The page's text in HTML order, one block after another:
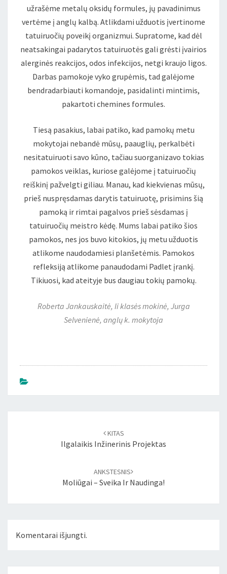
užrašėme metalų oksidų formules, jų pavadinimus
vertėme į anglų kalbą. Atlikdami užduotis įvertinome
tatuiruočių poveikį organizmui. Supratome, kad dėl
neatsakingai padarytos tatuiruotės gali grėsti įvairios
alerginės reakcijos, odos infekcijos, netgi kraujo ligos.
Darbas pamokoje vyko grupėmis, tad galėjome
bendradarbiauti komandoje, pasidalinti mintimis,
pakartoti chemines formules.
Tiesą pasakius, labai patiko, kad pamokų metu
mokytojai nebandė mūsų, paauglių, perkalbėti
nesitatuiruoti savo kūno, tačiau suorganizavo tokias
pamokos veiklas, kuriose galėjome į tatuiruočių
reiškinį pažvelgti giliau. Manau, kad kiekvienas mūsų,
prieš nuspręsdamas darytis tatuiruotę, prisimins šią
pamoką ir rimtai pagalvos prieš sėsdamas į
tatuiruočių meistro kėdę. Mums labai patiko šios
pamokos, nes jos buvo kitokios, jų metu užduotis
atlikome naudodamiesi planšetėmis. Pamokos
refleksiją atlikome panaudodami Padlet įrankį.
Tikiuosi, kad ateityje bus daugiau tokių pamokų.
Roberta Jankauskaitė, Ii klasės mokinė, Jurga
Selvenienė, anglų k. mokytoja
KITAS
Ilgalaikis Inžinerinis Projektas
ANKSTESNIS
Moliūgai – Sveika Ir Naudinga!
Komentarai išjungti.